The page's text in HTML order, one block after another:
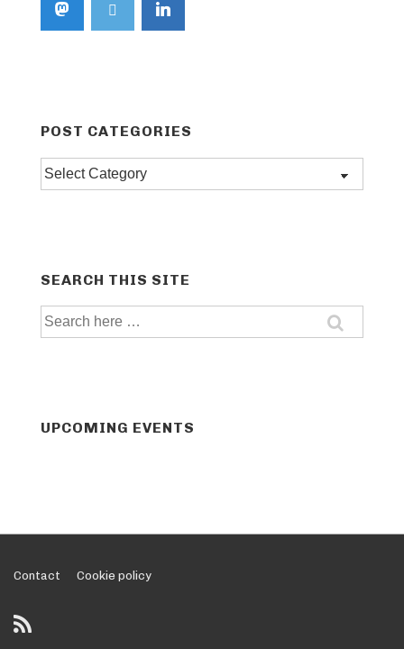
POST CATEGORIES
Post
SEARCH THIS SITE
Search
for:
UPCOMING EVENTS
Footer
Menu
Contact Cookie policy